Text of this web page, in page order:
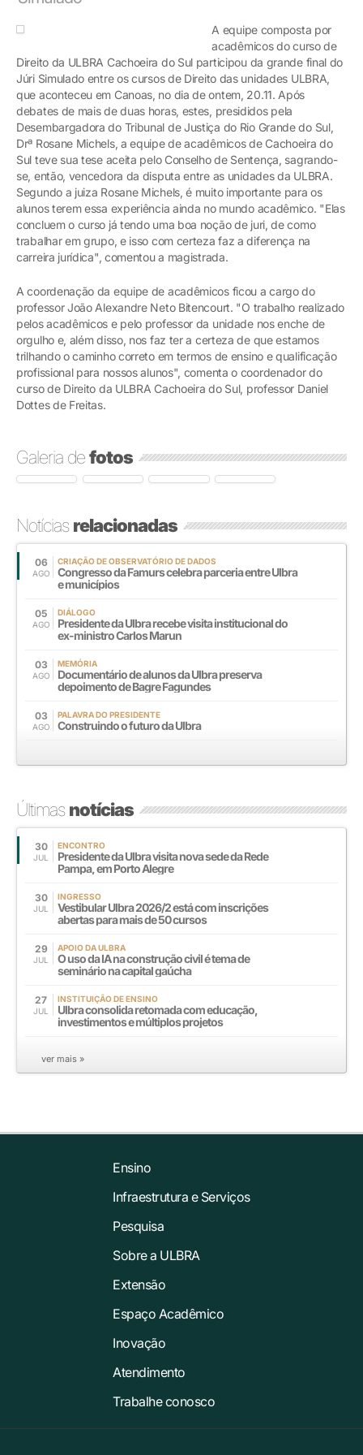
A equipe composta por
acadêmicos do curso de
Direito da ULBRA Cachoeira do Sul participou da grande final do
Júri Simulado entre os cursos de Direito das unidades ULBRA,
que aconteceu em Canoas, no dia de ontem, 20.11. Após
debates de mais de duas horas, estes, presididos pela
Desembargadora do Tribunal de Justiça do Rio Grande do Sul,
Drª Rosane Michels, a equipe de acadêmicos de Cachoeira do
Sul teve sua tese aceita pelo Conselho de Sentença, sagrando-
se, então, vencedora da disputa entre as unidades da ULBRA.
Segundo a juiza Rosane Michels, é muito importante para os
alunos terem essa experiência ainda no mundo acadêmico. "Elas
concluem o curso já tendo uma boa noção de juri, de como
trabalhar em grupo, e isso com certeza faz a diferença na
carreira jurídica", comentou a magistrada.
A coordenação da equipe de acadêmicos ficou a cargo do
professor João Alexandre Neto Bitencourt. "O trabalho realizado
pelos acadêmicos e pelo professor da unidade nos enche de
orgulho e, além disso, nos faz ter a certeza de que estamos
trilhando o caminho correto em termos de ensino e qualificação
profissional para nossos alunos", comenta o coordenador do
curso de Direito da ULBRA Cachoeira do Sul, professor Daniel
Dottes de Freitas.
Galeria defotos
Notíciasrelacionadas
06
AGO
CRIAÇÃO DE OBSERVATÓRIO DE DADOS
Congresso da Famurs celebra parceria entre Ulbra
e municípios
05
AGO
DIÁLOGO
Presidente da Ulbra recebe visita institucional do
ex-ministro Carlos Marun
03
AGO
MEMÓRIA
Documentário de alunos da Ulbra preserva
depoimento de Bagre Fagundes
03
AGO
PALAVRA DO PRESIDENTE
Construindo o futuro da Ulbra
Últimasnotícias
30
JUL
ENCONTRO
Presidente da Ulbra visita nova sede da Rede
Pampa, em Porto Alegre
30
JUL
INGRESSO
Vestibular Ulbra 2026/2 está com inscrições
abertas para mais de 50 cursos
29
JUL
APOIO DA ULBRA
O uso da IA na construção civil é tema de
seminário na capital gaúcha
27
JUL
INSTITUIÇÃO DE ENSINO
Ulbra consolida retomada com educação,
investimentos e múltiplos projetos
ver mais »
Ensino
Infraestrutura e Serviços
Pesquisa
Sobre a ULBRA
Extensão
Espaço Acadêmico
Inovação
Atendimento
Trabalhe conosco